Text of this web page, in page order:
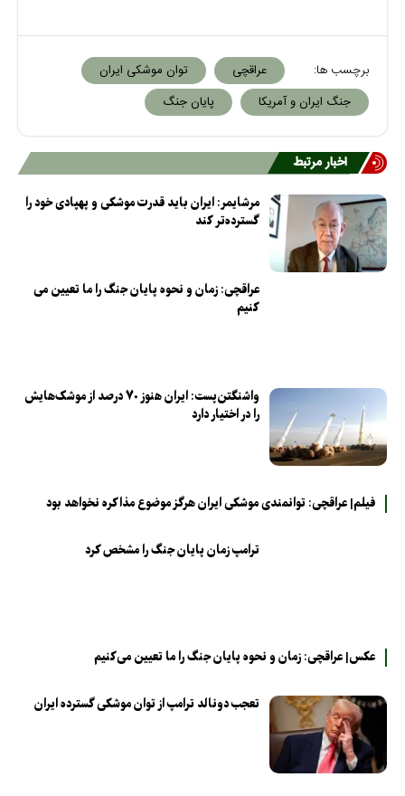
برچسب ها: عراقچی
توان موشکی ایران
جنگ ایران و آمریکا
پایان جنگ
اخبار مرتبط
مرشایمر: ایران باید قدرت موشکی و پهپادی خود را
گسترده‌تر کند
عراقچی: زمان و نحوه پایان جنگ را ما تعیین می
کنیم
واشنگتن‌پست: ایران هنوز ۷۰ درصد از موشک‌هایش
را در اختیار دارد
فیلم| عراقچی: توانمندی موشکی ایران هرگز موضوع مذاکره نخواهد بود
ترامپ زمان پایان جنگ را مشخص کرد
عکس| عراقچی: زمان و نحوه پایان جنگ را ما تعیین می‌کنیم
تعجب دونالد ترامپ از توان موشکی گسترده ایران